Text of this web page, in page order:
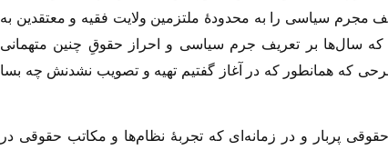
مجرم سیاسى را به محدودهٔ ملتزمین ولایت فقیه و معتقدین به
که سال‌ها بر تعریف جرم سیاسى و احراز حقوقِ چنین متهمانى
که همانطور که در آغاز گفتیم تهیه و تصویب نشدنش چه بسا
پربار و در زمانه‌اى که تجربهٔ نظام‌ها و مکاتب حقوقى در